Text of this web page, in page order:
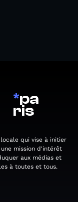
*pa
ris
qui vise à initier
mission d'intérêt
aux médias et
à toutes et tous.